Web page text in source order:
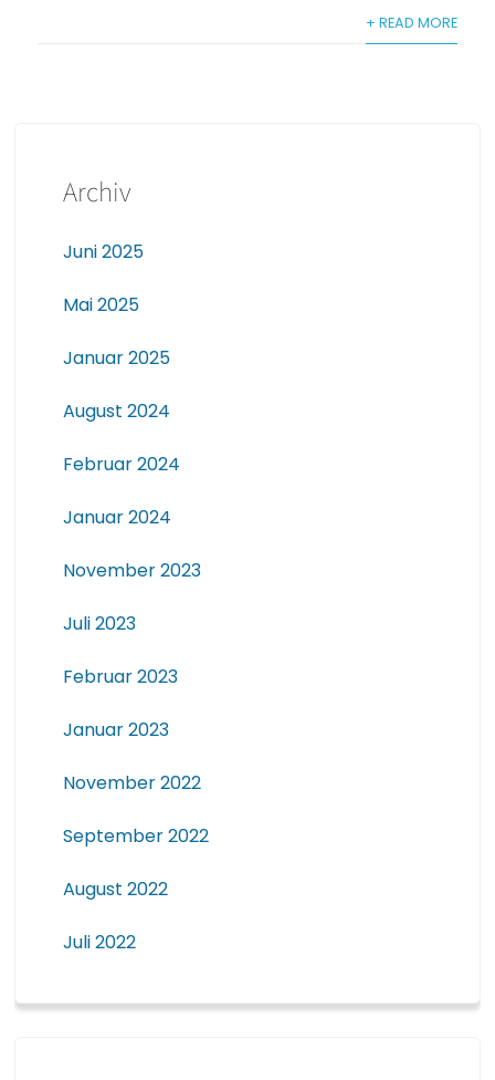
+ READ MORE
Archiv
Juni 2025
Mai 2025
Januar 2025
August 2024
Februar 2024
Januar 2024
November 2023
Juli 2023
Februar 2023
Januar 2023
November 2022
September 2022
August 2022
Juli 2022